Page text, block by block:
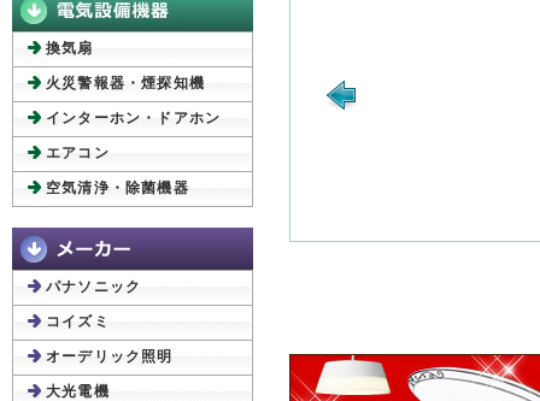
換気扇
火災警報器・煙探知機
インターホン・ドアホン
エアコン
空気清浄・除菌機器
パナソニック
コイズミ
オーデリック照明
大光電機